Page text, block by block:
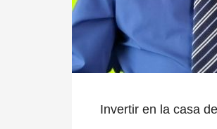
Invertir en la casa